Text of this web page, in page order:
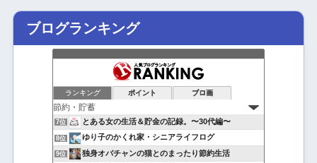
ブログランキング
ランキング ポイント ブロ画
7位 とある女の生活＆貯金の記録。〜30代編〜
8位 ゆり子のかくれ家・シニアライフログ
9位 独身オバチャンの猫とのまったり節約生活